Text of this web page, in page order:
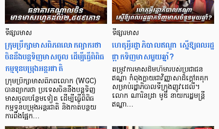
ទីផ្សារមាស
ក្រុមប្រឹក្សាមាសពិភពលោក​ព្យាករថា
ចិននឹងបន្តទិញមាសចូល ដើម្បីធ្វើពិពិធ
កម្មទុនបម្រុង​អន្តរជាតិ​​
ក្រុមប្រឹក្សាមាសពិភពលោក (WGC)
បានព្យាករថា ប្រទេសចិននឹងបន្តទិញ
មាសចូលបន្ថែមទៀត ដើម្បីធ្វើពិពិធ
កម្មទុនបម្រុងអន្តរជាតិ និងកាត់បន្ថយ
ការពឹងផ្អែក…
ទីផ្សារមាស
ហេតុអ្វីរដ្ឋាភិបាលឥណ្ឌា ស្នើឱ្យពលរដ្ឋ
ផ្អាកទិញមាស​មួយឆ្នាំ?
តម្រូវការមាសដ៏មហិមារបស់ប្រជាជន
ឥណ្ឌា កំពុងក្លាយជាវិញ្ញាសាដ៏ក្តៅគគុក
សម្រាប់រដ្ឋាភិបាលទីក្រុងញូវដេលី។
លោក ណារិនដ្រា មូឌី នាយករដ្ឋមន្ត្រី
ឥណ្ឌា…